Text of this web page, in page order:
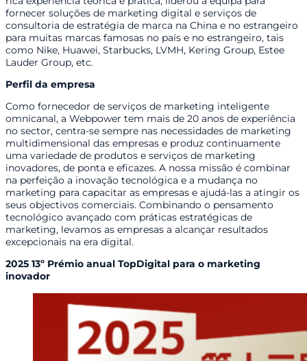
fornecer soluções de marketing digital e serviços de
consultoria de estratégia de marca na China e no estrangeiro
para muitas marcas famosas no país e no estrangeiro, tais
como Nike, Huawei, Starbucks, LVMH, Kering Group, Estee
Lauder Group, etc.
Perfil da empresa
Como fornecedor de serviços de marketing inteligente
omnicanal, a Webpower tem mais de 20 anos de experiência
no sector, centra-se sempre nas necessidades de marketing
multidimensional das empresas e produz continuamente
uma variedade de produtos e serviços de marketing
inovadores, de ponta e eficazes. A nossa missão é combinar
na perfeição a inovação tecnológica e a mudança no
marketing para capacitar as empresas e ajudá-las a atingir os
seus objectivos comerciais. Combinando o pensamento
tecnológico avançado com práticas estratégicas de
marketing, levamos as empresas a alcançar resultados
excepcionais na era digital.
2025 13º Prémio anual TopDigital para o marketing
inovador